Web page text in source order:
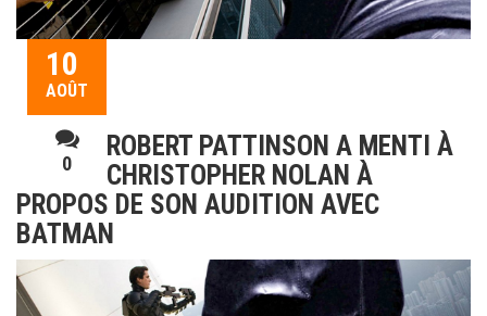
10
AOÛT
0
ROBERT PATTINSON A MENTI À
CHRISTOPHER NOLAN À
PROPOS DE SON AUDITION AVEC
BATMAN